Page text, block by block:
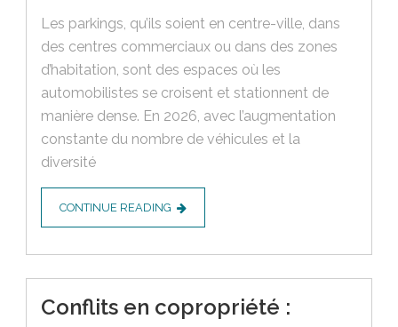
Les parkings, qu’ils soient en centre-ville, dans
des centres commerciaux ou dans des zones
d’habitation, sont des espaces où les
automobilistes se croisent et stationnent de
manière dense. En 2026, avec l’augmentation
constante du nombre de véhicules et la
diversité
CONTINUE READING
Conflits en copropriété :